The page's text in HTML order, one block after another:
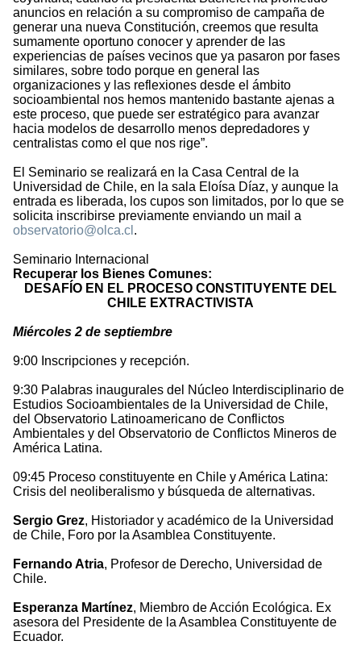
anuncios en relación a su compromiso de campaña de
generar una nueva Constitución, creemos que resulta
sumamente oportuno conocer y aprender de las
experiencias de países vecinos que ya pasaron por fases
similares, sobre todo porque en general las
organizaciones y las reflexiones desde el ámbito
socioambiental nos hemos mantenido bastante ajenas a
este proceso, que puede ser estratégico para avanzar
hacia modelos de desarrollo menos depredadores y
centralistas como el que nos rige”.
El Seminario se realizará en la Casa Central de la
Universidad de Chile, en la sala Eloísa Díaz, y aunque la
entrada es liberada, los cupos son limitados, por lo que se
solicita inscribirse previamente enviando un mail a
observatorio@olca.cl .
Seminario Internacional
Recuperar los Bienes Comunes:
DESAFÍO EN EL PROCESO CONSTITUYENTE DEL
CHILE EXTRACTIVISTA
Miércoles 2 de septiembre
9:00 Inscripciones y recepción.
9:30 Palabras inaugurales del Núcleo Interdisciplinario de
Estudios Socioambientales de la Universidad de Chile,
del Observatorio Latinoamericano de Conflictos
Ambientales y del Observatorio de Conflictos Mineros de
América Latina.
09:45 Proceso constituyente en Chile y América Latina:
Crisis del neoliberalismo y búsqueda de alternativas.
Sergio Grez, Historiador y académico de la Universidad
de Chile, Foro por la Asamblea Constituyente.
Fernando Atria, Profesor de Derecho, Universidad de
Chile.
Esperanza Martínez, Miembro de Acción Ecológica. Ex
asesora del Presidente de la Asamblea Constituyente de
Ecuador.